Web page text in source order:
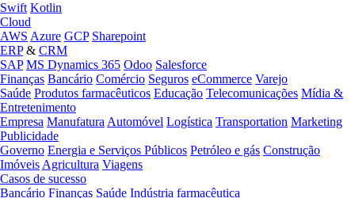
Swift Kotlin
Cloud
AWS Azure GCP Sharepoint
ERP& CRM
SAP MS Dynamics 365 Odoo Salesforce
Finanças Bancário Comércio Seguros eCommerce Varejo
Saúde Produtos farmacêuticos Educação Telecomunicações Mídia &
Entretenimento
Empresa Manufatura Automóvel Logística Transportation Marketing
Publicidade
Governo Energia e Serviços Públicos Petróleo e gás Construção
Imóveis Agricultura Viagens
Casos de sucesso
Bancário Finanças Saúde Indústria farmacêutica